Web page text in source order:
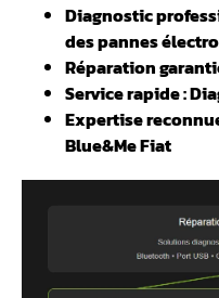
Diagnostic
des pannes
Réparation
Service rapide :
Expertise
Blue&Me Fiat